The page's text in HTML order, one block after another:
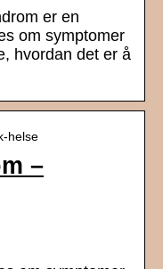
er en
om symptomer
hvordan det er å
helse
–